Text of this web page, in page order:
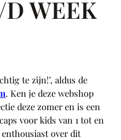
WEEK
te zijn!’, aldus de
. Ken je deze webshop
deze zomer en is een
voor kids van 1 tot en
over dit